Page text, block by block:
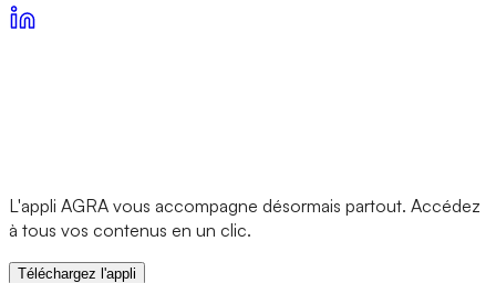
L'appli AGRA vous accompagne désormais partout. Accédez
à tous vos contenus en un clic.
Téléchargez l'appli